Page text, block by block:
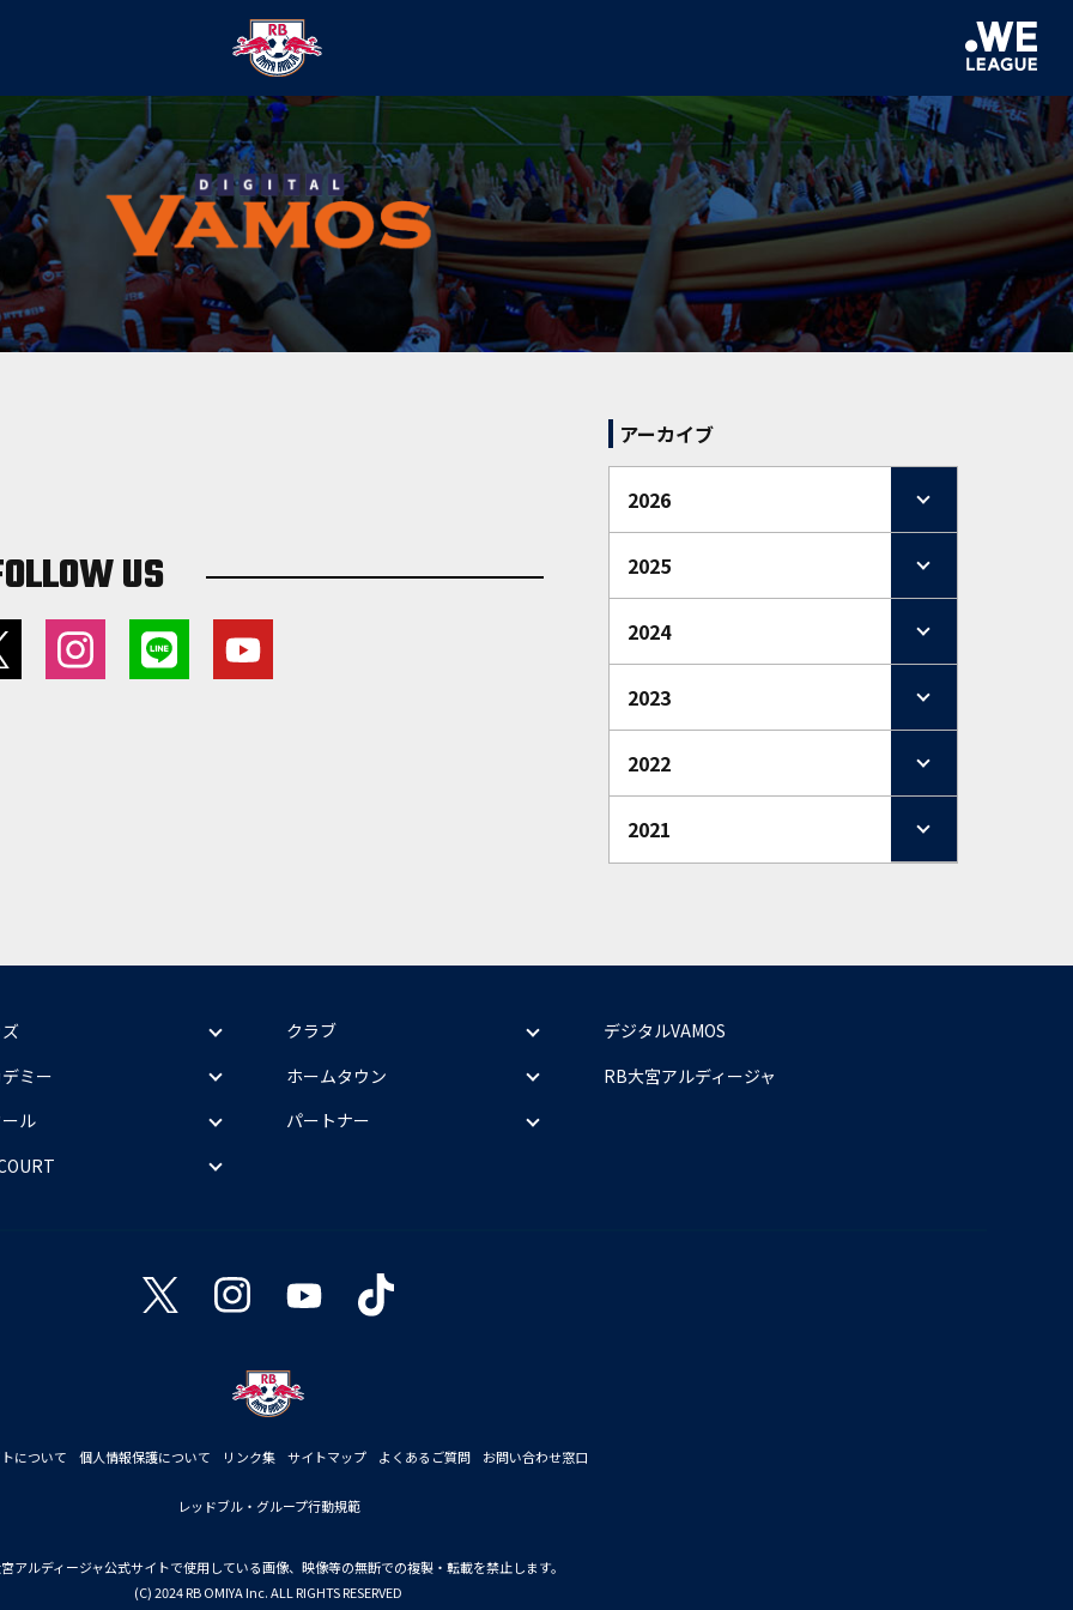
US
アーカイブ
2026
2025
2024
2023
2022
2021
ミー
ル
クラブ
ホームタウン
パートナー
デジタルVAMOS
RB大宮アルディージャ
について 個人情報保護について リンク集 サイトマップ よくあるご質問 お問い合わせ窓口
レッドブル・グループ行動規範
アルディージャ公式サイトで使用している画像、映像等の無断での複製・転載を禁止します。
(C) 2024 RB OMIYA Inc. ALL RIGHTS RESERVED